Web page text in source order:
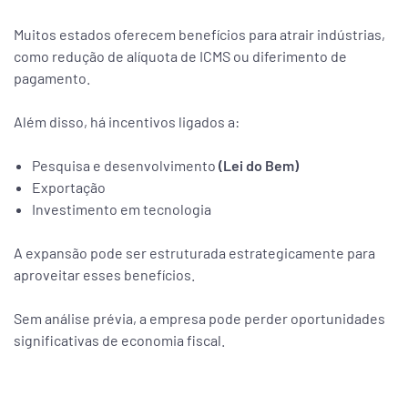
Muitos estados oferecem benefícios para atrair indústrias,
como redução de alíquota de ICMS ou diferimento de
pagamento.
Além disso, há incentivos ligados a:
Pesquisa e desenvolvimento (Lei do Bem)
Exportação
Investimento em tecnologia
A expansão pode ser estruturada estrategicamente para
aproveitar esses benefícios.
Sem análise prévia, a empresa pode perder oportunidades
significativas de economia fiscal.